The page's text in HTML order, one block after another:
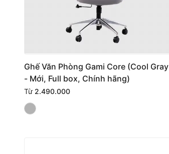
Ghế Văn Phòng Gami Core (Cool Gray
- Mới, Full box, Chính hãng)
Từ 2.490.000